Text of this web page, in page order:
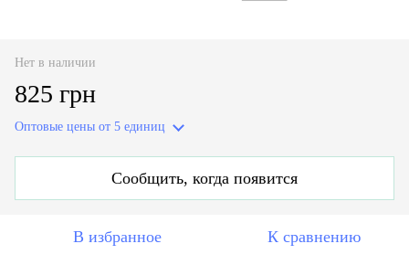
Нет в наличии
825 грн
Оптовые цены от 5 единиц
Сообщить, когда появится
В избранное К сравнению